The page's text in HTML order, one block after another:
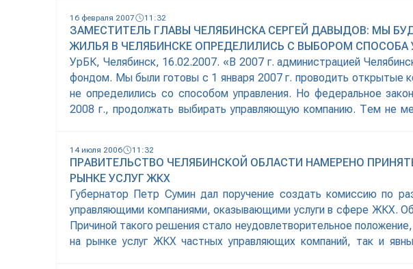
16 февраля 2007 11:32
ЗАМЕСТИТЕЛЬ ГЛАВЫ ЧЕЛЯБИНСКА СЕРГЕЙ ДАВЫДОВ: МЫ
ЖИЛЬЯ В ЧЕЛЯБИНСКЕ ОПРЕДЕЛИЛИСЬ С ВЫБОРОМ
УрБК, Челябинск, 16.02.2007. «В 2007 г. администрацией
фондом. Мы были готовы с 1 января 2007 г. проводить открытые
не определились со способом управления. Но федеральное
2008 г., продолжать выбирать управляющую компанию. Тем не
14 июля 2006 11:32
ПРАВИТЕЛЬСТВО ЧЕЛЯБИНСКОЙ ОБЛАСТИ НАМЕРЕНО
РЫНКЕ УСЛУГ ЖКХ
Губернатор Петр Сумин дал поручение создать комиссию по
управляющими компаниями, оказывающими услуги в сфере ЖКХ.
Причиной такого решения стало неудовлетворительное
на рынке услуг ЖКХ частных управляющих компаний, так и